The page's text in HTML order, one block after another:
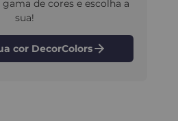
de cores e escolha a
sua!
cor DecorColors